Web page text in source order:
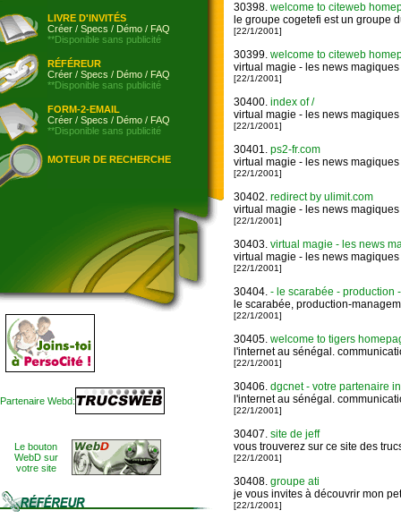
LIVRE D'INVITÉS
Créer / Specs / Démo / FAQ
**Disponible sans publicité
RÉFÉREUR
Créer / Specs / Démo / FAQ
**Disponible sans publicité
FORM-2-EMAIL
Créer / Specs / Démo / FAQ
**Disponible sans publicité
MOTEUR DE RECHERCHE
Partenaire Webd:
Le bouton
WebD sur
votre site
30398. welcome to citeweb
le groupe cogetefi est un groupe
[22/1/2001]
30399. welcome to citeweb
virtual magie - les news
[22/1/2001]
30400. index of /
virtual magie - les news
[22/1/2001]
30401. ps2-fr.com
virtual magie - les news
[22/1/2001]
30402. redirect by ulimit.com
virtual magie - les news
[22/1/2001]
30403. virtual magie - les news
virtual magie - les news
[22/1/2001]
30404. - le scarabée - production
le scarabée, production-
[22/1/2001]
30405. welcome to tigers
l'internet au sénégal.
[22/1/2001]
30406. dgcnet - votre partenaire
l'internet au sénégal.
[22/1/2001]
30407. site de jeff
vous trouverez sur ce site des
[22/1/2001]
30408. groupe ati
je vous invites à découvrir mon
[22/1/2001]